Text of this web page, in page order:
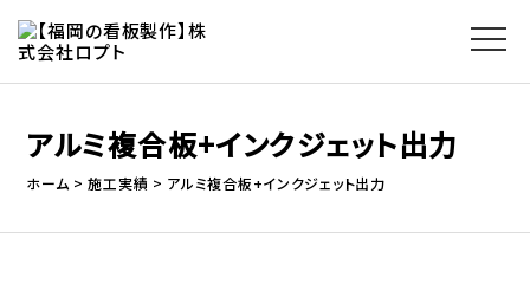
アルミ複合板+インクジェット出力
ホーム 施工実績 アルミ複合板+インクジェット出力